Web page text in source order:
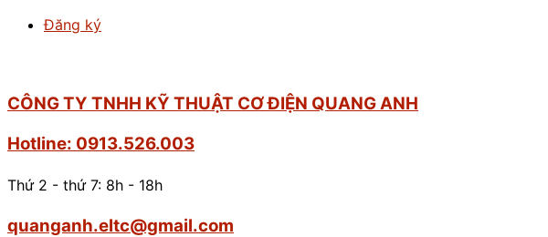
Đăng ký
CÔNG TY TNHH KỸ THUẬT CƠ ĐIỆN QUANG ANH
Hotline: 0913.526.003
Thứ 2 - thứ 7: 8h - 18h
quanganh.eltc@gmail.com